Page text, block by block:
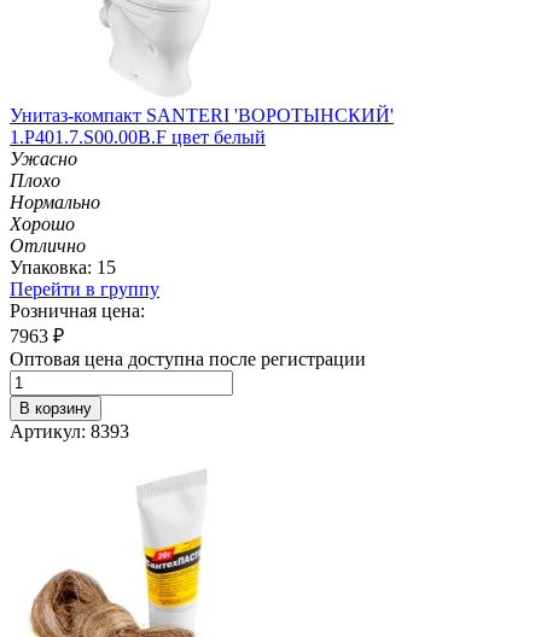
Унитаз-компакт SANTERI 'ВОРОТЫНСКИЙ'
1.P401.7.S00.00B.F цвет белый
Ужасно
Плохо
Нормально
Хорошо
Отлично
Упаковка: 15
Перейти в группу
Розничная цена:
7963 ₽
Оптовая цена доступна после регистрации
В корзину
Артикул: 8393